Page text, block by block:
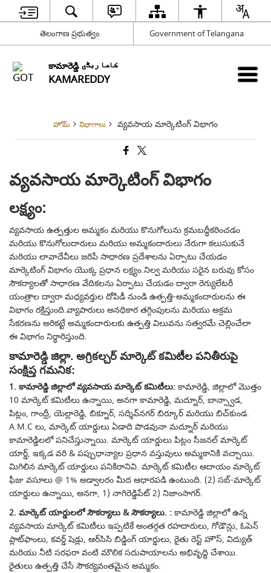
తెలంగాణ ప్రభుత్వం Government of Telangana
కామారెడ్డి کاما ریڈّی
KAMAREDDY
హోమ్ విభాగాలు వ్యవసాయ మార్కెటింగ్ విభాగం
వ్యవసాయ మార్కెటింగ్ విభాగం
లక్ష్యం:
వ్యవసాయ ఉత్పత్తుల అమ్మకం మరియు కొనుగోలును క్రమబద్ధీకరించడం
మరియు కొనుగోలుదారులు మరియు అమ్మకందారులు నేరుగా కలుసుకునే
మరియు లావాదేవీలు జరిపే సాధారణ ప్రదేశాలను ఏర్పాటు చేయడం
మార్కెటింగ్ విభాగం యొక్క ప్రధాన లక్ష్యం.నిల్వ మరియు సరైన బరువు కోసం
సౌకర్యాలతో సాధారణ వేదికలను ఏర్పాటు చేయడం ద్వారా రెగ్యులేటరీ
యంత్రాల ద్వారా మధ్యవర్తుల దోపిడీ నుండి ఉత్పత్తి-అమ్మకందారులను ఈ
విభాగం రక్షిస్తుంది.వ్యాపారులు అనధికార తగ్గింపులను మరియు అక్రమ
సేకరణను అరికట్టే అమ్మకందారులకు ఉత్పత్తి విలువను సత్వరమే చెల్లించేలా
ఈ విభాగం నిర్ధారిస్తుంది.
కామారెడ్డి జిల్లా. అగ్రికల్చర్ మార్కెట్ కమిటీల పనితీరుపై
సంక్షిప్త గమనిక:
1. కామారెడ్డి జిల్లాలో వ్యవసాయ మార్కెట్ కమిటీలు:కామారెడ్డి, జిల్లాలో మొత్తం
10 మార్కెట్ కమిటీలు ఉన్నాయి, అనగా కామారెడ్డి, మద్నూర్, బాన్స్వాడ,
పిట్లం, గాంధ్రీ, యెల్లారెడ్డి, బిక్నూర్, సద్శివ్‌నగర్ బిర్కూర్ మరియు బిచ్‌కుండ.
A.M.C లు, మార్కెట్ యార్డులు ఏడాది పొడవునా మద్నూర్ మరియు
కామారెడ్డిలలో పనిచేస్తున్నాయి. మార్కెట్ యార్డులు పిట్లం సీజనల్ మార్కెట్
యార్డ్, ఇక్కడ వరి & పప్పుధాన్యాల ప్రధాన వస్తువులు అమ్మకానికి వచ్చాయి.
మిగిలిన మార్కెట్ యార్డులు పనికిరానివి. మార్కెట్ కమిటీల ఆదాయం మార్కెట్
ఫీజు వసూలు @ 1% అడ్వాలరం మీద ఆధారపడి ఉంటుంది. (2) సబ్-మార్కెట్
యార్డులు ఉన్నాయి, అనగా, 1) నాగిరెడ్డిపేట్ 2) నిజాంసాగర్.
2. మార్కెట్ యార్డులలో సౌకర్యాలు & సౌకర్యాలు. :కామారెడ్డి జిల్లాలో ఉన్న
వ్యవసాయ మార్కెట్ కమిటీలు ఇప్పటికే అంతర్గత రహదారులు, గోడౌన్లు, ఓపెన్
ప్లాట్‌ఫాంలు, కవర్డ్ షెడ్లు, ఆర్‌సిసి బిడ్డింగ్ యార్డులు, రైతు రెస్ట్ హౌస్, విద్యుత్
మరియు నీటి సరఫరా వంటి మౌలిక సదుపాయాలను అభివృద్ధి చేశాయి.
రైతులు ఉత్పత్తి చేసే సౌకర్యవంతమైన అమ్మకం.